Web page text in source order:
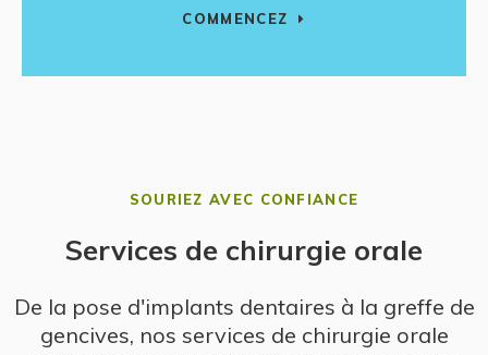
COMMENCEZ
SOURIEZ AVEC CONFIANCE
Services de chirurgie orale
De la pose d'implants dentaires à la greffe de
gencives, nos services de chirurgie orale